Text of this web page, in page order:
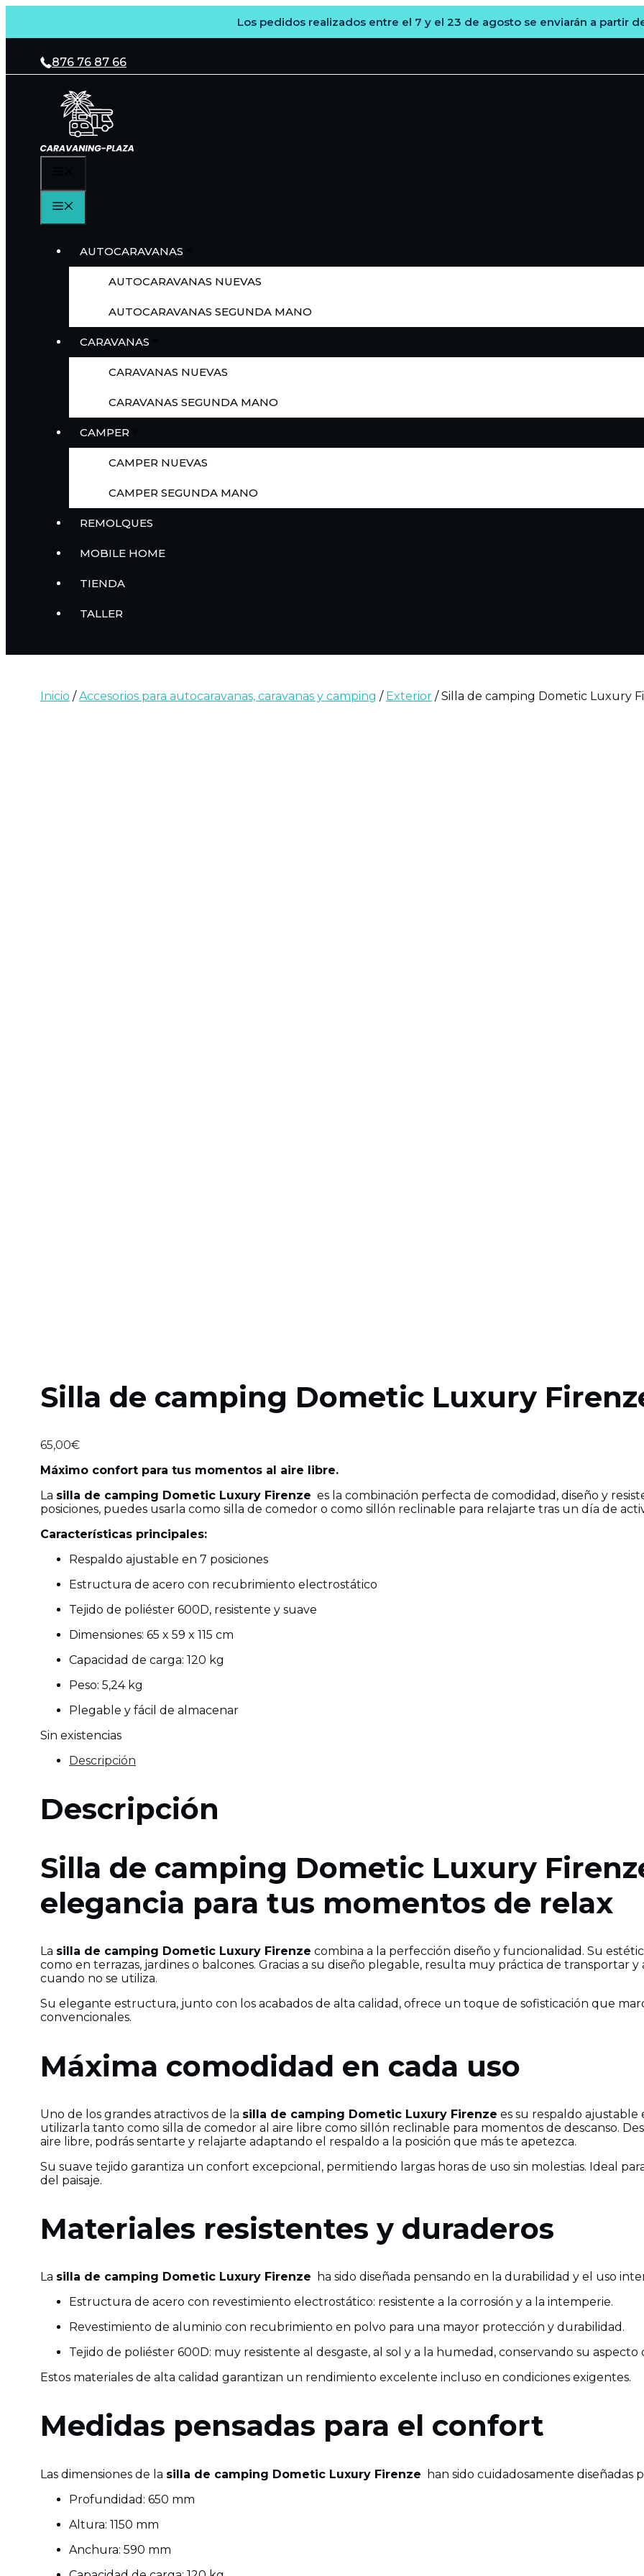
Los pedidos realizados entre el 7 y el 23 de agosto se enviarán a partir
contenido
876 76 87 66
AUTOCARAVANAS
AUTOCARAVANAS NUEVAS
AUTOCARAVANAS SEGUNDA MANO
CARAVANAS
CARAVANAS NUEVAS
CARAVANAS SEGUNDA MANO
CAMPER
CAMPER NUEVAS
CAMPER SEGUNDA MANO
REMOLQUES
MOBILE HOME
TIENDA
TALLER
Inicio /Accesorios para autocaravanas, caravanas y camping / Exterior / Silla de camping Dometic Luxury
Silla de camping Dometic Luxury
65,00€
Máximo confort para tus momentos al aire libre.
La silla de camping Dometic Luxury Firenze es la combinación perfecta de comodidad, diseño y
posiciones, puedes usarla como silla de comedor o como sillón reclinable para relajarte tras un día de
Características principales:
Respaldo ajustable en 7 posiciones
Estructura de acero con recubrimiento electrostático
Tejido de poliéster 600D, resistente y suave
Dimensiones: 65 x 59 x 115 cm
Capacidad de carga: 120 kg
Peso: 5,24 kg
Plegable y fácil de almacenar
Sin existencias
Descripción
Descripción
Silla de camping Dometic Luxury
elegancia para tus momentos de relax
La silla de camping Dometic Luxury Firenze combina a la perfección diseño y funcionalidad. Su
como en terrazas, jardines o balcones. Gracias a su diseño plegable, resulta muy práctica de transportar
cuando no se utiliza.
Su elegante estructura, junto con los acabados de alta calidad, ofrece un toque de sofisticación que
convencionales.
Máxima comodidad en cada uso
Uno de los grandes atractivos de la silla de camping Dometic Luxury Firenze es su respaldo ajustable
utilizarla tanto como silla de comedor al aire libre como sillón reclinable para momentos de descanso.
aire libre, podrás sentarte y relajarte adaptando el respaldo a la posición que más te apetezca.
Su suave tejido garantiza un confort excepcional, permitiendo largas horas de uso sin molestias. Ideal
del paisaje.
Materiales resistentes y duraderos
La silla de camping Dometic Luxury Firenze ha sido diseñada pensando en la durabilidad y el uso
Estructura de acero con revestimiento electrostático: resistente a la corrosión y a la intemperie.
Revestimiento de aluminio con recubrimiento en polvo para una mayor protección y durabilidad.
Tejido de poliéster 600D: muy resistente al desgaste, al sol y a la humedad, conservando su aspecto
Estos materiales de alta calidad garantizan un rendimiento excelente incluso en condiciones exigentes.
Medidas pensadas para el confort
Las dimensiones de la silla de camping Dometic Luxury Firenze han sido cuidadosamente diseñadas
Profundidad: 650 mm
Altura: 1150 mm
Anchura: 590 mm